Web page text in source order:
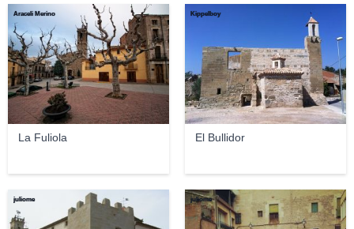
La Fuliola
Araceli Merino
El Bullidor
Kippelboy
juliome juliome